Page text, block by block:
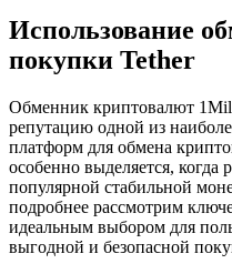
Использование
покупки Tether
Обменник криптовалют
репутацию одной из
платформ для обмена
особенно выделяется, когда
популярной стабильной
подробнее рассмотрим
идеальным выбором для
выгодной и безопасной